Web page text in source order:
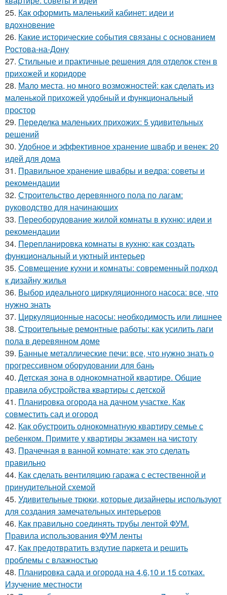
25. Как оформить маленький кабинет: идеи и
вдохновение
26. Какие исторические события связаны с основанием
Ростова-на-Дону
27. Стильные и практичные решения для отделок стен в
прихожей и коридоре
28. Мало места, но много возможностей: как сделать из
маленькой прихожей удобный и функциональный
простор
29. Переделка маленьких прихожих: 5 удивительных
решений
30. Удобное и эффективное хранение швабр и венек: 20
идей для дома
31. Правильное хранение швабры и ведра: советы и
рекомендации
32. Строительство деревянного пола по лагам:
руководство для начинающих
33. Переоборудование жилой комнаты в кухню: идеи и
рекомендации
34. Перепланировка комнаты в кухню: как создать
функциональный и уютный интерьер
35. Совмещение кухни и комнаты: современный подход
к дизайну жилья
36. Выбор идеального циркуляционного насоса: все, что
нужно знать
37. Циркуляционные насосы: необходимость или лишнее
38. Строительные ремонтные работы: как усилить лаги
пола в деревянном доме
39. Банные металлические печи: все, что нужно знать о
прогрессивном оборудовании для бань
40. Детская зона в однокомнатной квартире. Общие
правила обустройства квартиры с детской
41. Планировка огорода на дачном участке. Как
совместить сад и огород
42. Как обустроить однокомнатную квартиру семье с
ребенком. Примите у квартиры экзамен на чистоту
43. Прачечная в ванной комнате: как это сделать
правильно
44. Как сделать вентиляцию гаража с естественной и
принудительной схемой
45. Удивительные трюки, которые дизайнеры используют
для создания замечательных интерьеров
46. Как правильно соединять трубы лентой ФУМ.
Правила использования ФУМ ленты
47. Как предотвратить вздутие паркета и решить
проблемы с влажностью
48. Планировка сада и огорода на 4,6,10 и 15 сотках.
Изучение местности